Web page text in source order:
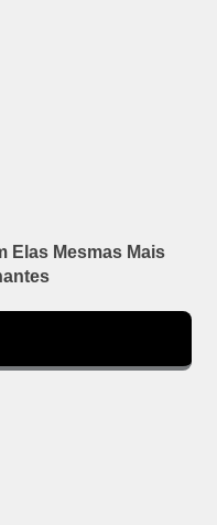
Elas Mesmas Mais